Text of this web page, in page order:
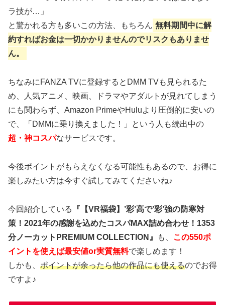
ラ技が…」
と驚かれる方も多いこの方法、もちろん 無料期間中に解
約すればお金は一切かかりませんのでリスクもありませ
ん。
ちなみにFANZA TVに登録するとDMM TVも見られるた
め、人気アニメ、映画、ドラマやアダルトが見れてしまう
にも関わらず、Amazon PrimeやHuluより圧倒的に安いの
で、「DMMに乗り換えました！」という人も続出中の
超・神コスパなサービスです。
今後ポイントがもらえなくなる可能性もあるので、お得に
楽しみたい方は今すぐ試してみてくださいね♪
今回紹介している
『【VR福袋】’彩’高で’彩’強の防寒対
策！2021年の感謝を込めたコスパMAX詰め合わせ！1353
分ノーカットPREMIUM COLLECTION』
も、 この550ポ
イントを使えば最安値or実質無料で楽しめます！
しかも、 ポイントが余ったら他の作品にも使えるのでお得
ですよ♪